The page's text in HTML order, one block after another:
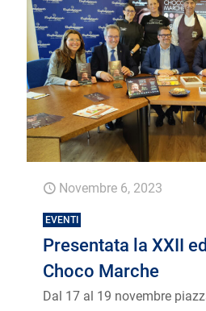
Novembre 6, 2023
EVENTI
Presentata la XXII
Choco Marche
Dal 17 al 19 novembre